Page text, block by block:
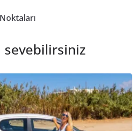
sevebilirsiniz